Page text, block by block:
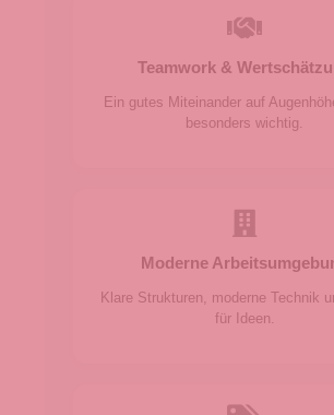
Teamwork &
Ein gutes Miteinander auf
besonders wichtig.
Moderne
Klare Strukturen, moderne Technik
für Ideen.